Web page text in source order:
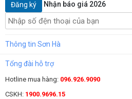
Đăng ký Nhận báo giá 2026
Thông tin Sơn Hà
Tổng đài hỗ trợ
Hotline mua hàng: 096.926.9090
CSKH: 1900.9696.15